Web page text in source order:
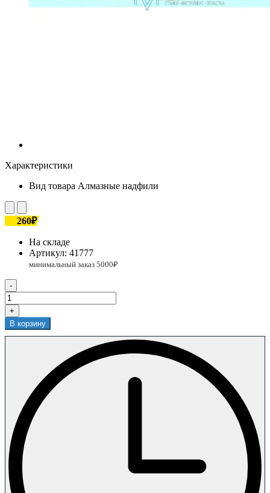
Характеристики
Вид товара Алмазные надфили
260₽
На складе
Артикул: 41777
-
+
В корзину